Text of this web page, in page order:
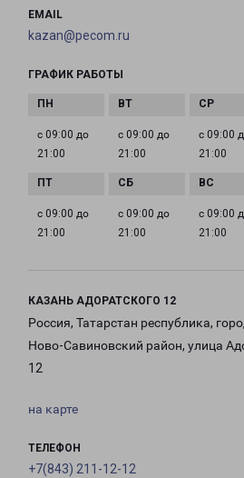
EMAIL
kazan@pecom.ru
ГРАФИК РАБОТЫ
с 09:00 до
21:00
с 09:00 до
21:00
с 09:00
21:00
с 09:00 до
21:00
с 09:00 до
21:00
с 09:00
21:00
КАЗАНЬ АДОРАТСКОГО 12
Россия, Татарстан республика,
Ново-Савиновский район, улица
12
на карте
ТЕЛЕФОН
+7(843) 211-12-12